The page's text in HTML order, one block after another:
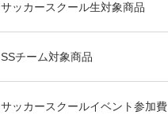
サッカースクール生対象商品
SSチーム対象商品
サッカースクールイベント参加費